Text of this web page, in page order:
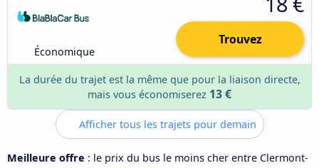
Économique
Trouvez
La durée du trajet est la même que pour la liaison directe,
mais vous économiserez 13 €
Afficher tous les trajets pour demain
Meilleure offre : le prix du bus le moins cher entre Clermont-